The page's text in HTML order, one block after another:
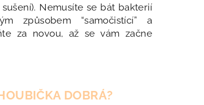
Nemusíte se bát bakterií
způsobem “samočistící” a
za novou, až se vám začne
DOBRÁ?